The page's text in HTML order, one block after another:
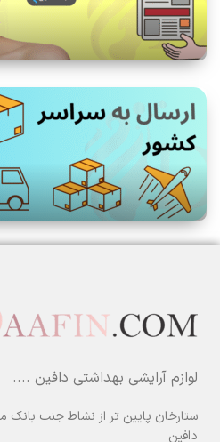
لوازم آرایشی بهداشتی دافین ....
ستارخان پایین تر از نشاط جنب بانک
دافین